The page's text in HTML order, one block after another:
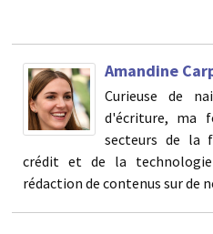
Amandine
Curieuse de
d'écriture, ma
secteurs de la
crédit et de la
rédaction de contenus sur de